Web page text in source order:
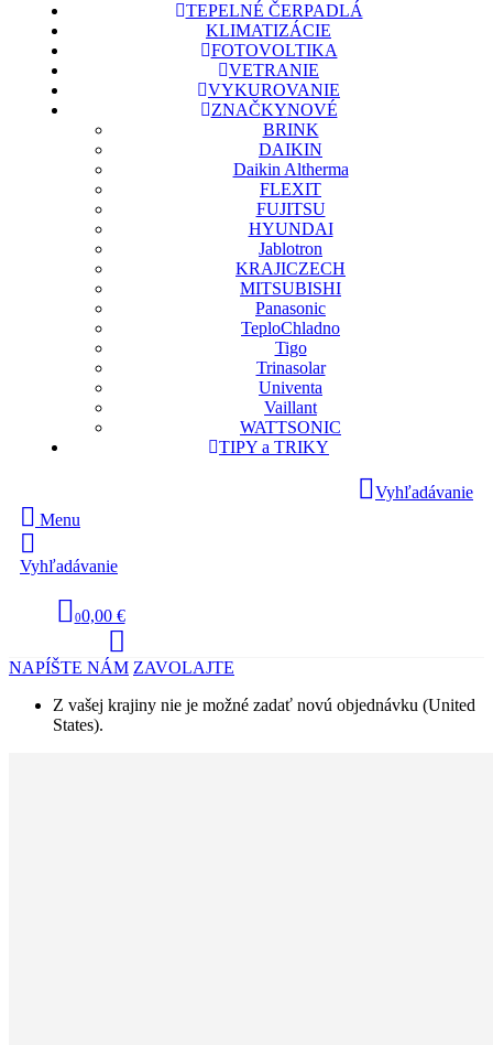
TEPELNÉ ČERPADLÁ
KLIMATIZÁCIE
FOTOVOLTIKA
VETRANIE
VYKUROVANIE
ZNAČKYNOVÉ
BRINK
DAIKIN
Daikin Altherma
FLEXIT
FUJITSU
HYUNDAI
Jablotron
KRAJICZECH
MITSUBISHI
Panasonic
TeploChladno
Tigo
Trinasolar
Univenta
Vaillant
WATTSONIC
TIPY a TRIKY
Vyhľadávanie
Menu
Vyhľadávanie
00,00 €
NAPÍŠTE NÁM ZAVOLAJTE
Z vašej krajiny nie je možné zadať novú objednávku (United
States).